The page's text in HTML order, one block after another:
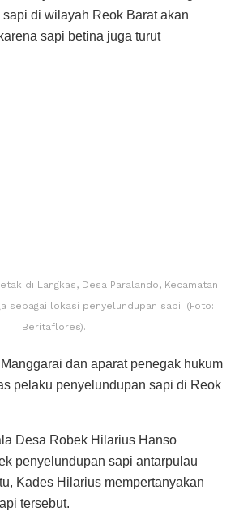
di wilayah Reok Barat akan
sapi betina juga turut
di Langkas, Desa Paralando, Kecamatan
sebagai lokasi penyelundupan sapi. (Foto:
Beritaflores).
dan aparat penegak hukum
pelaku penyelundupan sapi di Reok
Desa Robek Hilarius Hanso
penyelundupan sapi antarpulau
Kades Hilarius mempertanyakan
tersebut.